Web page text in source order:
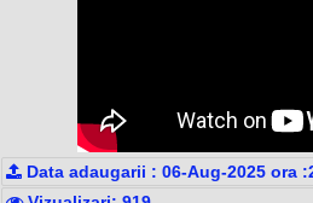
Data adaugarii : 06-Aug-2025 ora